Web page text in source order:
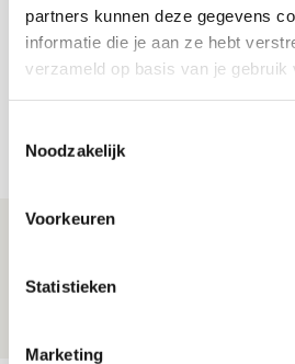
partners kunnen deze gegevens
informatie die je aan ze hebt
verzameld op basis van je gebruik
Noodzakelijk
Voorkeuren
Statistieken
Marketing
Bekijk alle berichten van
Net binnen //
Míchels elf: met welke